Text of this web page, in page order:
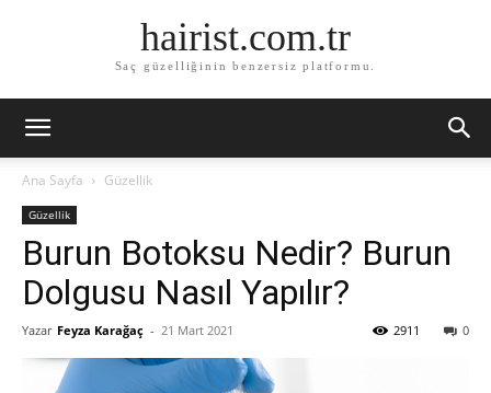
hairist.com.tr
Saç güzelliğinin benzersiz platformu.
Ana Sayfa Güzellik
Güzellik
Burun Botoksu Nedir? Burun
Dolgusu Nasıl Yapılır?
Yazar Feyza Karağaç - 21 Mart 2021 0
2911